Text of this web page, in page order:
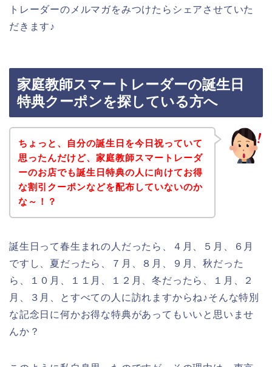
トレーダーのメルマガをみつけたらシェアさせていた
だきます♪
家庭教師スマートレーダーの誕生日
特典クーポンを探している方へ
ちょっと、自分の誕生日を今日祝っていて
思ったんだけど、家庭教師スマートレーダ
ーのお店でも誕生日特典の人に向けてお得
な割引クーポンなどを配布していないのか
な～！？
誕生日って春生まれの人だったら、４月、５月、６月
ですし、夏だったら、７月、８月、９月、秋だった
ら、１０月、１１月、１２月、冬だったら、１月、２
月、３月、とすべての人に訪れますからね♪そんな特別
な記念日に何かお得な特典があってもいいと思いませ
んか？